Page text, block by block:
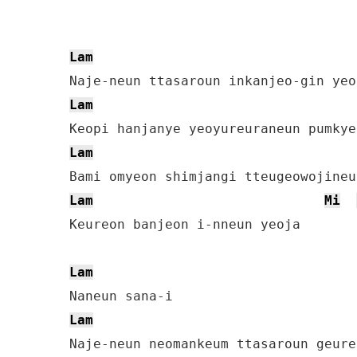
Lam
Lam
Lam
Lam Mi
Keureon banjeon i-nneun yeoja
Lam
Lam